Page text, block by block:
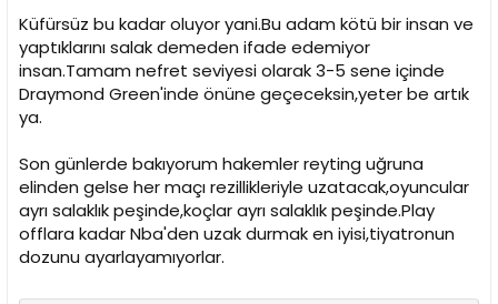
Küfürsüz bu kadar oluyor yani.Bu adam kötü bir insan ve
yaptıklarını salak demeden ifade edemiyor
insan.Tamam nefret seviyesi olarak 3-5 sene içinde
Draymond Green'inde önüne geçeceksin,yeter be artık
ya.
Son günlerde bakıyorum hakemler reyting uğruna
elinden gelse her maçı rezillikleriyle uzatacak,oyuncular
ayrı salaklık peşinde,koçlar ayrı salaklık peşinde.Play
offlara kadar Nba'den uzak durmak en iyisi,tiyatronun
dozunu ayarlayamıyorlar.